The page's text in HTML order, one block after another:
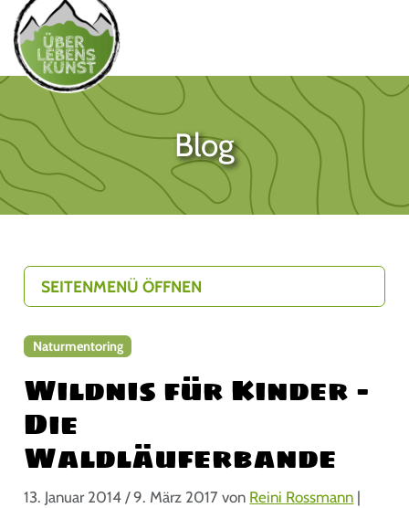
Blog
Naturmentoring
Wildnis für Kinder –
Die
Waldläuferbande
13. Januar 2014 / 9. März 2017 von Reini Rossmann |
SEITENMENÜ ÖFFNEN